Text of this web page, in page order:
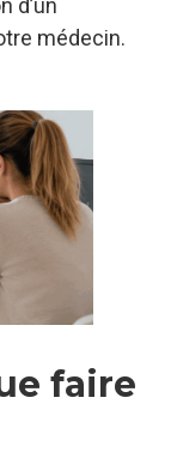
d’un
médecin.
faire